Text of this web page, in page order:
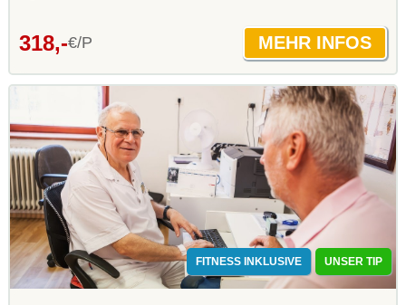
318,-€/P
FITNESS INKLUSIVE UNSER TIP